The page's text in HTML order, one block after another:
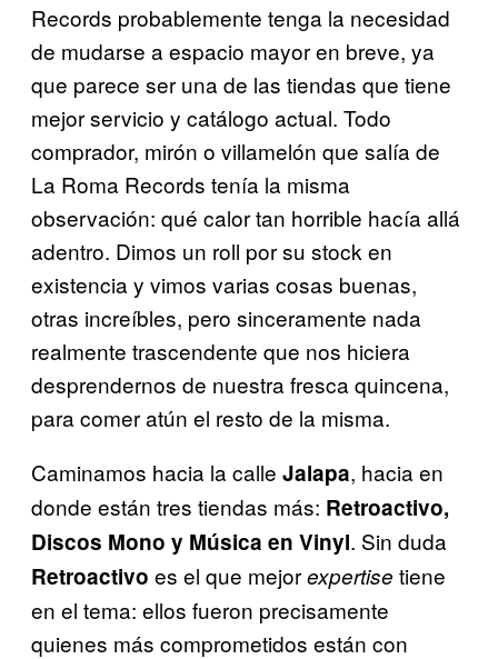
Records probablemente tenga la necesidad
de mudarse a espacio mayor en breve, ya
que parece ser una de las tiendas que tiene
mejor servicio y catálogo actual. Todo
comprador, mirón o villamelón que salía de
La Roma Records tenía la misma
observación: qué calor tan horrible hacía allá
adentro. Dimos un roll por su stock en
existencia y vimos varias cosas buenas,
otras increíbles, pero sinceramente nada
realmente trascendente que nos hiciera
desprendernos de nuestra fresca quincena,
para comer atún el resto de la misma.
Caminamos hacia la calle Jalapa, hacia en
donde están tres tiendas más: Retroactivo,
Discos Mono y Música en Vinyl. Sin duda
Retroactivo es el que mejorexpertise tiene
en el tema: ellos fueron precisamente
quienes más comprometidos están con